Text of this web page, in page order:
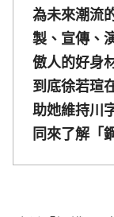
為未來潮流
製、宣傳、
傲人的好身
到底徐若瑄
助她維持川
同來了解「